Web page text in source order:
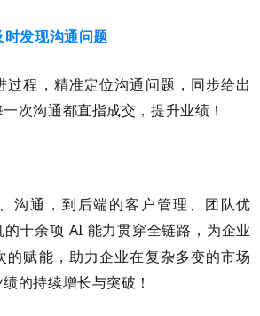
时发现沟通问题
过程，精准定位沟通问题，同步给出
次沟通都直指成交，提升业绩！
沟通，到后端的客户管理、团队优
十余项 AI 能力贯穿全链路，为企业
的赋能，助力企业在复杂多变的市场
的持续增长与突破！